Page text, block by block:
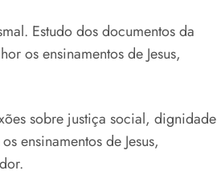
Estudo dos documentos da
os ensinamentos de Jesus,
sobre justiça social, dignidade
ensinamentos de Jesus,